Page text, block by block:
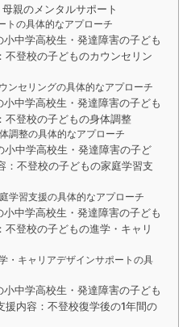
親のメンタルサポート
トの具体的なアプローチ
中学高校生・発達障害の子ども
不登校の子どものカウンセリン
ンセリングの具体的なアプローチ
中学高校生・発達障害の子ども
不登校の子どもの身体調整
調整の具体的なアプローチ
中学高校生・発達障害の子ど
：不登校の子どもの家庭学習支
学習支援の具体的なアプローチ
中学高校生・発達障害の子ども
不登校の子どもの進学・キャリ
・キャリアデザインサポートの具
中学高校生・発達障害の子ども
援内容：不登校復学後の1年間の